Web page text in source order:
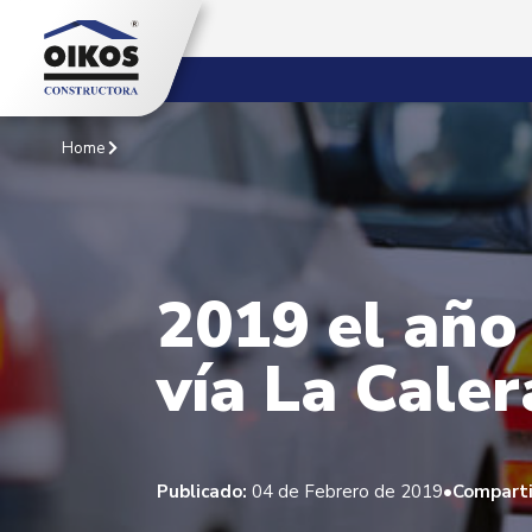
Home
2019 el
vía La
Publicado: 04 de Febrero de 2019•